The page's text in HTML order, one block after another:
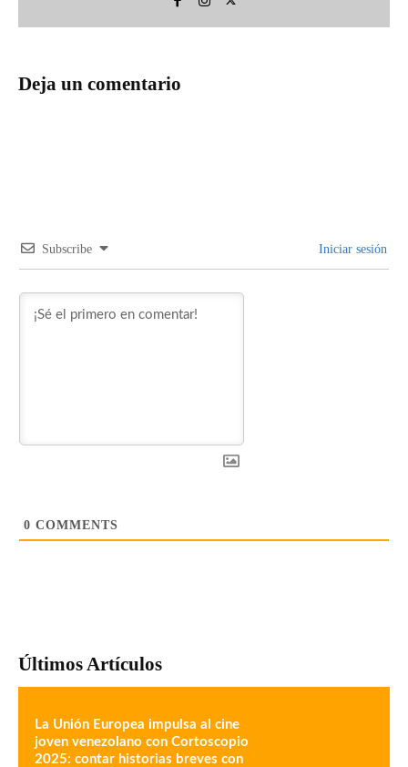
Deja un comentario
Subscribe Iniciar sesión
0 COMMENTS
Últimos Artículos
La Unión Europea impulsa al cine
joven venezolano con Cortoscopio
2025: contar historias breves con